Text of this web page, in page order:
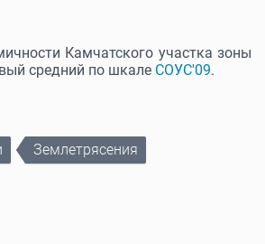
Камчатского участка зоны
средний по шкале СОУС'09.
Землетрясения